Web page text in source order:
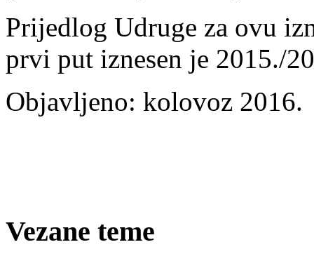
Prijedlog Udruge za ovu
prvi put iznesen je 2015./
Objavljeno: kolovoz 2016.
Vezane teme